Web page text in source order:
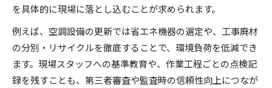
を具体的に現場に落とし込むことが求められます。
例えば、空調設備の更新では省エネ機器の選定や、工事廃材
の分別・リサイクルを徹底することで、環境負荷を低減でき
ます。現場スタッフへの基準教育や、作業工程ごとの点検記
録を残すことも、第三者審査や監査時の信頼性向上につなが